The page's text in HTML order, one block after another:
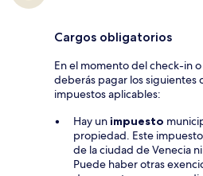
Cargos obligatorios
En el momento del check-in
deberás pagar los siguientes
impuestos aplicables:
Hay unimpuesto
propiedad. Este
de la ciudad de Venecia
Puede haber otras